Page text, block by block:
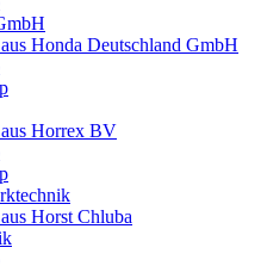
Honda Deutschland GmbH
Horrex BV
Horst Chluba